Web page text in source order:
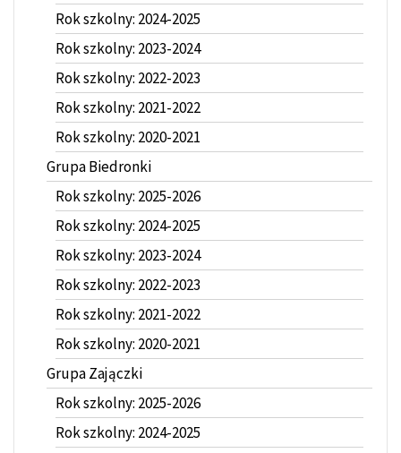
Rok szkolny: 2024-2025
Rok szkolny: 2023-2024
Rok szkolny: 2022-2023
Rok szkolny: 2021-2022
Rok szkolny: 2020-2021
Grupa Biedronki
Rok szkolny: 2025-2026
Rok szkolny: 2024-2025
Rok szkolny: 2023-2024
Rok szkolny: 2022-2023
Rok szkolny: 2021-2022
Rok szkolny: 2020-2021
Grupa Zajączki
Rok szkolny: 2025-2026
Rok szkolny: 2024-2025